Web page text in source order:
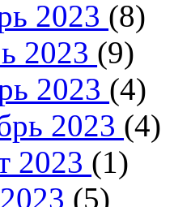
2023 (8)
2023 (9)
2023 (4)
2023 (4)
2023 (1)
(5)